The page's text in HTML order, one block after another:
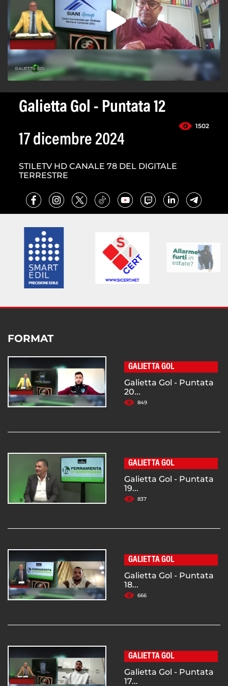
Galietta Gol - Puntata 12
1502
17 dicembre 2024
STILETV HD CANALE 78 DEL DIGITALE
TERRESTRE
FORMAT
GALIETTA GOL
Galietta Gol - Puntata
20...
849
GALIETTA GOL
Galietta Gol - Puntata
19...
837
GALIETTA GOL
Galietta Gol - Puntata
18...
666
GALIETTA GOL
Galietta Gol - Puntata
17...